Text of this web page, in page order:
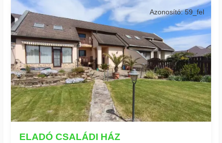
ELADÓ CSALÁDI HÁZ
Azonosító: 59_fel